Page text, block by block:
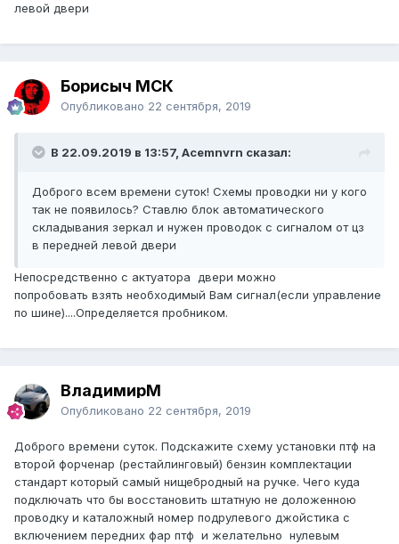
левой двери
Борисыч МСК
Опубликовано 22 сентября, 2019
В 22.09.2019 в 13:57, Acemnvrn сказал:
Доброго всем времени суток! Схемы проводки ни у кого
так не появилось? Ставлю блок автоматического
складывания зеркал и нужен проводок с сигналом от цз
в передней левой двери
Непосредственно с актуатора двери можно
попробовать взять необходимый Вам сигнал(если управление
по шине)....Определяется пробником.
ВладимирМ
Опубликовано 22 сентября, 2019
Доброго времени суток. Подскажите схему установки птф на
второй форченар (рестайлинговый) бензин комплектации
стандарт который самый нищебродный на ручке. Чего куда
подключать что бы восстановить штатную не доложенною
проводку и каталожный номер подрулевого джойстика с
включением передних фар птф и желательно нулевым